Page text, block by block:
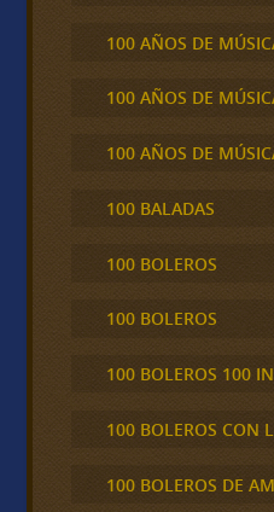
100 AÑOS DE
100 AÑOS DE
100 AÑOS DE
100 BALADAS
100 BOLEROS
100 BOLEROS
100 BOLEROS 100
100 BOLEROS CON
100 BOLEROS DE